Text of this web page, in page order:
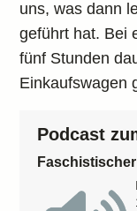
uns, was dann
geführt hat. Bei
fünf Stunden
Einkaufswagen
Podcast